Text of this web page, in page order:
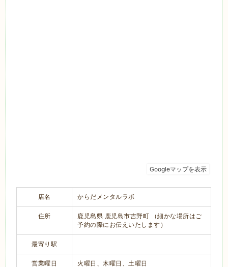
店名 からだメンタルラボ
住所
鹿児島県 鹿児島市吉野町 （細かな場所はご
予約の際にお伝えいたします）
最寄り駅
営業曜日 火曜日、木曜日、土曜日